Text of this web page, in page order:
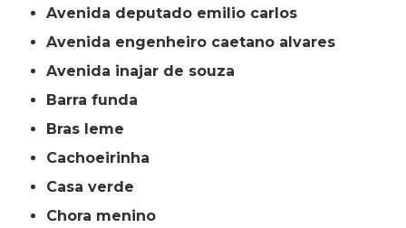
avenida deputado emilio carlos
avenida engenheiro caetano alvares
avenida inajar de souza
barra funda
bras leme
cachoeirinha
casa verde
chora menino